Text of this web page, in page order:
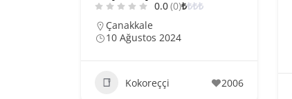
0.0(0)₺₺₺₺
Çanakkale
10 Ağustos 2024
Kokoreççi 2006